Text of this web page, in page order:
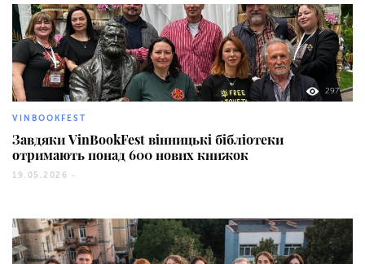
297
VINBOOKFEST
Завдяки VinBookFest вінницькі бібліотеки
отримають понад 600 нових книжок
19.05.2026 -